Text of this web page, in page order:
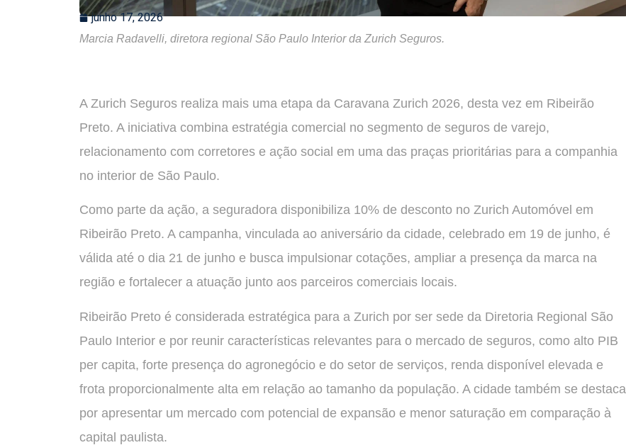
junho 17, 2026
Marcia Radavelli, diretora regional São Paulo Interior da Zurich Seguros.
A Zurich Seguros realiza mais uma etapa da Caravana Zurich 2026, desta vez em Ribeirão
Preto. A iniciativa combina estratégia comercial no segmento de seguros de varejo,
relacionamento com corretores e ação social em uma das praças prioritárias para a companhia
no interior de São Paulo.
Como parte da ação, a seguradora disponibiliza 10% de desconto no Zurich Automóvel em
Ribeirão Preto. A campanha, vinculada ao aniversário da cidade, celebrado em 19 de junho, é
válida até o dia 21 de junho e busca impulsionar cotações, ampliar a presença da marca na
região e fortalecer a atuação junto aos parceiros comerciais locais.
Ribeirão Preto é considerada estratégica para a Zurich por ser sede da Diretoria Regional São
Paulo Interior e por reunir características relevantes para o mercado de seguros, como alto PIB
per capita, forte presença do agronegócio e do setor de serviços, renda disponível elevada e
frota proporcionalmente alta em relação ao tamanho da população. A cidade também se destaca
por apresentar um mercado com potencial de expansão e menor saturação em comparação à
capital paulista.